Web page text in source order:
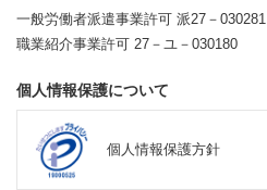
一般労働者派遣事業許可 派27－030281
職業紹介事業許可 27－ユ－030180
個人情報保護について
個人情報保護方針